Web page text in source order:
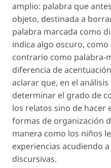
amplio: palabra que
objeto, destinada a
palabra marcada como
indica algo oscuro,
contrario como palabra-
diferencia de
aclarar que, en el
determinar el grado de
los relatos sino de hacer
formas de organización
manera como los niños
experiencias acudiendo
discursivas.